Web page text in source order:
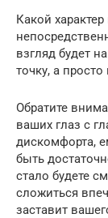
Какой
взгляд будет
точку, а
Обратите
ваших глаз с
дискомфорта,
быть
стало будете
сложиться
заставит